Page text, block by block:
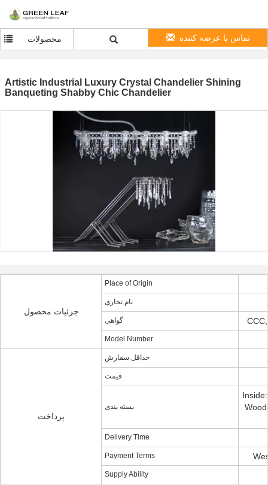
محصولات تماس با عرضه کننده
Artistic Industrial Luxury Crystal Chandelier Shining
Banqueting Shabby Chic Chandelier
جزئیات محصول
Place of Origin
نام تجاری
گواهی
Model Number
پرداخت
حداقل سفارش
قیمت
بسته بندی
Delivery Time
Payment Terms
Supply Ability